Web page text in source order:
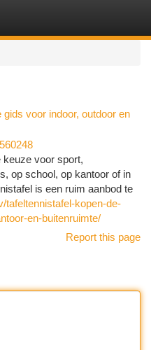
voor indoor, outdoor en
keuze voor sport,
op school, op kantoor of in
is een ruim aanbod te
tafeltennistafel-kopen-de-
en-buitenruimte/
Report this page